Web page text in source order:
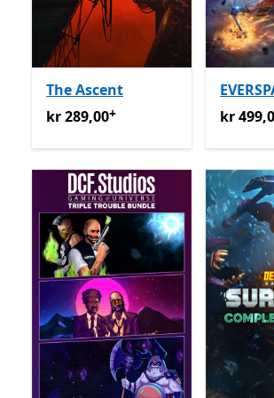
The Ascent
kr 289,00Tilbyr kjøp i appen
kr 289,00+
kr
kr